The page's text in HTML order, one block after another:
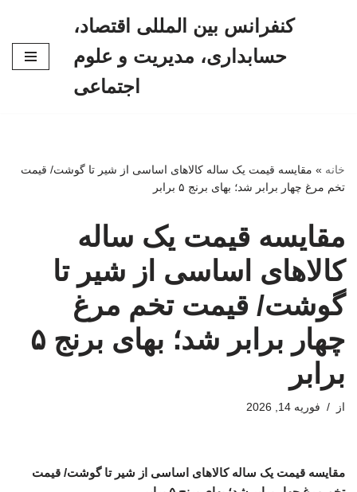
کنفرانس بین المللی اقتصاد،
حسابداری، مدیریت و علوم
اجتماعی
خانه » مقایسه قیمت یک ساله کالاهای اساسی از شیر تا گوشت/ قیمت
تخم مرغ چهار برابر شد؛ بهای برنج ۵ برابر
مقایسه قیمت یک ساله
کالاهای اساسی از شیر تا
گوشت/ قیمت تخم مرغ
چهار برابر شد؛ بهای برنج ۵
برابر
از فوریه 14, 2026
مقایسه قیمت یک ساله کالاهای اساسی از شیر تا گوشت/ قیمت